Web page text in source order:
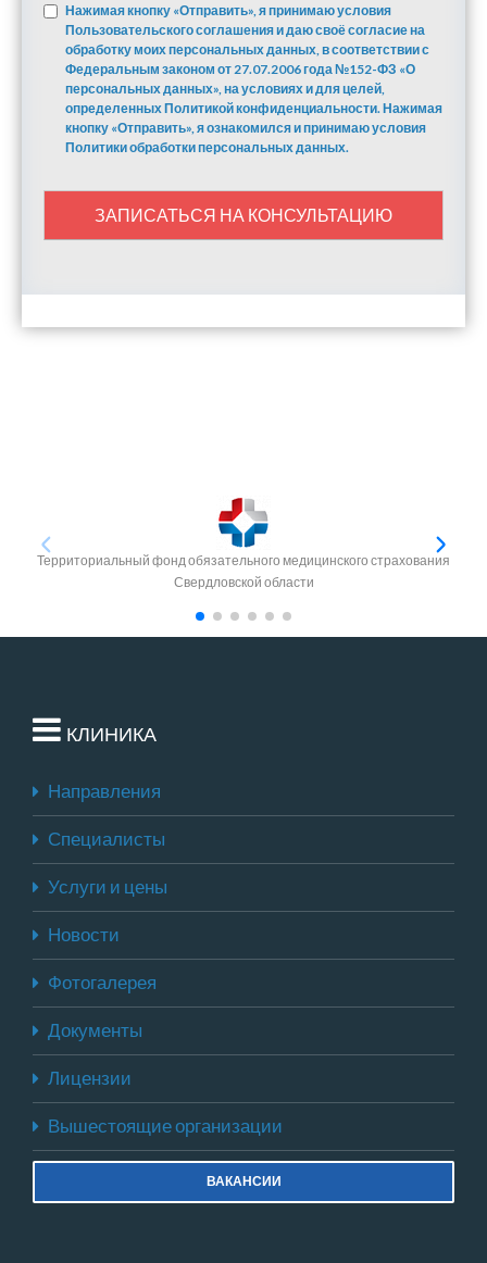
Нажимая кнопку «Отправить», я принимаю условия
Пользовательского соглашения и даю своё согласие на
обработку моих персональных данных, в соответствии с
Федеральным законом от 27.07.2006 года №152-ФЗ «О
персональных данных», на условиях и для целей,
определенных Политикой конфиденциальности. Нажимая
кнопку «Отправить», я ознакомился и принимаю условия
Политики обработки персональных данных.
ЗАПИСАТЬСЯ НА КОНСУЛЬТАЦИЮ
Территориальный фонд обязательного медицинского страхования
Свердловской области
КЛИНИКА
Направления
Специалисты
Услуги и цены
Новости
Фотогалерея
Документы
Лицензии
Вышестоящие организации
ВАКАНСИИ